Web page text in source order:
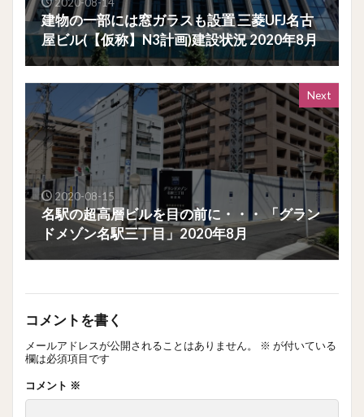
建物の一部には窓ガラスも設置 三菱UFJ名古
屋ビル(【仮称】N3計画)建設状況 2020年8月
Next
2020-08-15
名駅の超高層ビルを目の前に・・・ 「グラン
ドメゾン名駅三丁目」2020年8月
コメントを書く
メールアドレスが公開されることはありません。 ※ が付いている
欄は必須項目です
コメント ※